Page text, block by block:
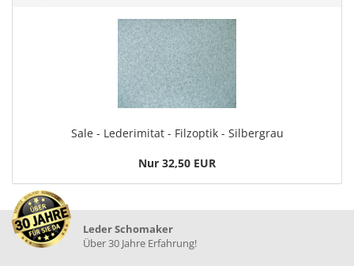
Sale - Lederimitat - Filzoptik - Silbergrau
Nur 32,50 EUR
Leder Schomaker
Über 30 Jahre Erfahrung!